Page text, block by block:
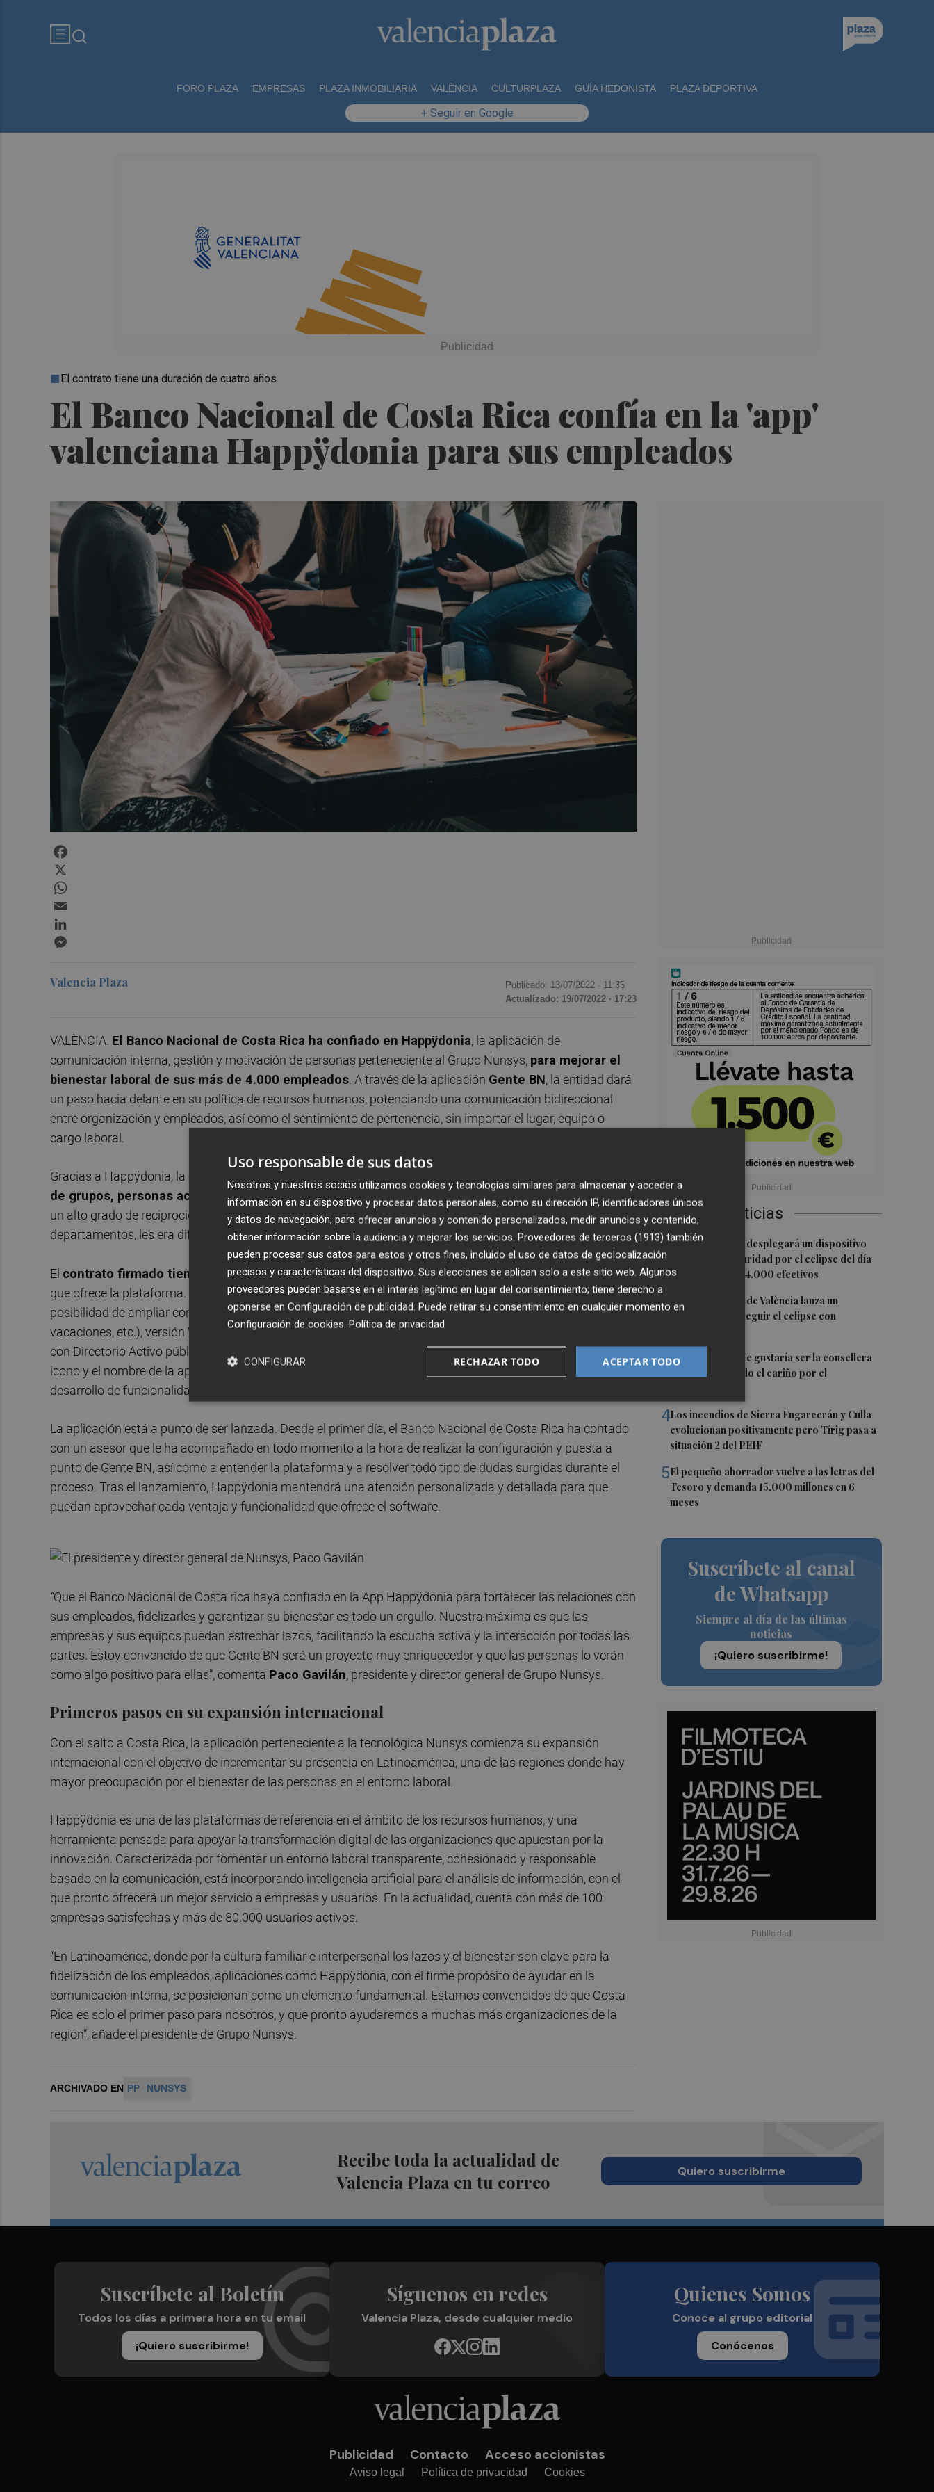
FORO PLAZA EMPRESAS PLAZA INMOBILIARIA VALÈNCIA CULTURPLAZA GUÍA HEDONISTA PLAZA DEPORTIVA
+ Seguir en Google
El Banco Nacional de Costa Rica confía en la 'app'
valenciana Happÿdonia para sus empleados
El contrato tiene una duración de cuatro años
Últimas Noticias
1La Guardia Civil desplegará un dispositivo
especial de seguridad por el eclipse del día
12, con más de 24.000 efectivos
2 El Ayuntamiento de València lanza un
decálogo para seguir el eclipse con
3Carmen Ortí: "Me gustaría ser la consellera
que ha estimulado el cariño por el
4Los incendios de Sierra Engarcerán y Culla
evolucionan positivamente pero Tírig pasa a
situación 2 del PEIF
5El pequeño ahorrador vuelve a las letras del
Tesoro y demanda 15.000 millones en 6
meses
Suscríbete al canal
de Whatsapp
Siempre al día de las últimas
noticias
¡Quiero suscribirme!
Valencia Plaza Publicado: 13/07/2022 · 11:35
Actualizado: 19/07/2022 · 17:23
VALÈNCIA. El Banco Nacional de Costa Rica ha confiado en Happÿdonia, la aplicación de
comunicación interna, gestión y motivación de personas perteneciente al Grupo Nunsys, para mejorar el
bienestar laboral de sus más de 4.000 empleados. A través de la aplicación Gente BN, la entidad dará
un paso hacia delante en su política de recursos humanos, potenciando una comunicación bidireccional
entre organización y empleados, así como el sentimiento de pertenencia, sin importar el lugar, equipo o
cargo laboral.
Gracias a Happÿdonia, la organización contará ahora con una
de grupos, personas activas y funciones
. Hasta la fecha, el banco utilizaba otro entorno que no permitía
un alto grado de reciprocidad; no obstante, al contar con una plantilla tan amplia y con muchos
departamentos, les era difícil mantener una relación fluida entre los distintos grupos de trabajo y managers.
El contrato firmado tiene una duración de 4 años, y se trata del plan Élite , la opción más completa
que ofrece la plataforma. En este sentido, incluye la imagen interna de la aplicación personalizada, la
posibilidad de ampliar con módulos extra (carpeta personal, registro y control horario, gestión de
vacaciones, etc.), versión Web para escritorio y versión Kiosko para equipos internos públicos, integración
con Directorio Activo público (Office365, por ejemplo), y lo más importante, la posibilidad de personalizar el
icono y el nombre de la aplicación, así como la capacidad para integrar información de sistemas externos y
desarrollo de funcionalidades personalizadas.
La aplicación está a punto de ser lanzada. Desde el primer día, el Banco Nacional de Costa Rica ha contado
con un asesor que le ha acompañado en todo momento a la hora de realizar la configuración y puesta a
punto de Gente BN, así como a entender la plataforma y a resolver todo tipo de dudas surgidas durante el
proceso. Tras el lanzamiento, Happÿdonia mantendrá una atención personalizada y detallada para que
puedan aprovechar cada ventaja y funcionalidad que ofrece el software.
“Que el Banco Nacional de Costa rica haya confiado en la App Happÿdonia para fortalecer las relaciones con
sus empleados, fidelizarles y garantizar su bienestar es todo un orgullo. Nuestra máxima es que las
empresas y sus equipos puedan estrechar lazos, facilitando la escucha activa y la interacción por todas las
partes. Estoy convencido de que Gente BN será un proyecto muy enriquecedor y que las personas lo verán
como algo positivo para ellas”, comenta Paco Gavilán, presidente y director general de Grupo Nunsys.
Primeros pasos en su expansión internacional
Con el salto a Costa Rica, la aplicación perteneciente a la tecnológica Nunsys comienza su expansión
internacional con el objetivo de incrementar su presencia en Latinoamérica, una de las regiones donde hay
mayor preocupación por el bienestar de las personas en el entorno laboral.
Happÿdonia es una de las plataformas de referencia en el ámbito de los recursos humanos, y una
herramienta pensada para apoyar la transformación digital de las organizaciones que apuestan por la
innovación. Caracterizada por fomentar un entorno laboral transparente, cohesionado y responsable
basado en la comunicación, está incorporando inteligencia artificial para el análisis de información, con el
que pronto ofrecerá un mejor servicio a empresas y usuarios. En la actualidad, cuenta con más de 100
empresas satisfechas y más de 80.000 usuarios activos.
“En Latinoamérica, donde por la cultura familiar e interpersonal los lazos y el bienestar son clave para la
fidelización de los empleados, aplicaciones como Happÿdonia, con el firme propósito de ayudar en la
comunicación interna, se posicionan como un elemento fundamental. Estamos convencidos de que Costa
Rica es solo el primer paso para nosotros, y que pronto ayudaremos a muchas más organizaciones de la
región”, añade el presidente de Grupo Nunsys.
ARCHIVADO EN PP NUNSYS
Recibe toda la actualidad de
Valencia Plaza en tu correo
Quiero suscribirme
Suscríbete al Boletín
Todos los días a primera hora en tu email
¡Quiero suscribirme!
Síguenos en redes
Valencia Plaza, desde cualquier medio
Quienes Somos
Conoce al grupo editorial
Conócenos
Publicidad Contacto Acceso accionistas
Aviso legal Política de privacidad Cookies
Uso responsable de sus datos
Nosotros y nuestros socios utilizamos cookies y tecnologías similares para almacenar y acceder a
información en su dispositivo y procesar datos personales, como su dirección IP, identificadores únicos
y datos de navegación, para ofrecer anuncios y contenido personalizados, medir anuncios y contenido,
obtener información sobre la audiencia y mejorar los servicios. Proveedores de terceros (1913) también
pueden procesar sus datos para estos y otros fines, incluido el uso de datos de geolocalización
precisos y características del dispositivo. Sus elecciones se aplican solo a este sitio web. Algunos
proveedores pueden basarse en el interés legítimo en lugar del consentimiento; tiene derecho a
oponerse en Configuración de publicidad. Puede retirar su consentimiento en cualquier momento en
Configuración de cookies. Política de privacidad
ACEPTAR TODO
RECHAZAR TODO
CONFIGURAR